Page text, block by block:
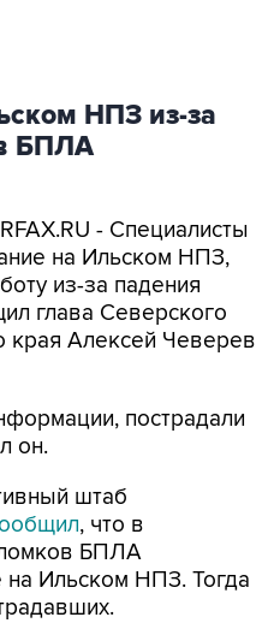
НПЗ из-за
БПЛА
- Специалисты
на Ильском НПЗ,
из-за падения
глава Северского
края Алексей Чеверев
пострадали
он.
штаб
, что в
БПЛА
Ильском НПЗ. Тогда